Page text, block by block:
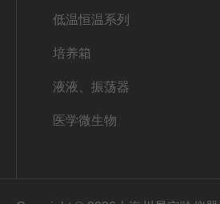
低温恒温系列
培养箱
液液、振荡器
医学微生物